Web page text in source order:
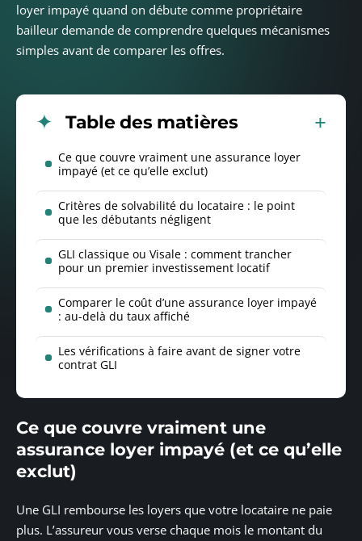
loyer impayé quand on débute comme propriétaire
bailleur demande de comprendre quelques mécanismes
simples avant de comparer les offres.
Table des matières
Ce que couvre vraiment une assurance loyer
impayé (et ce qu’elle exclut)
Critères de solvabilité du locataire : le point
que les débutants négligent
GLI classique ou Visale : comment trancher
pour un premier investissement locatif
Comparer le coût d’une assurance loyer impayé
: au-delà du taux affiché
Les vérifications à faire avant de signer votre
contrat GLI
Ce que couvre vraiment une
assurance loyer impayé (et ce qu’elle
exclut)
Une GLI rembourse les loyers que votre locataire ne paie
plus. L’assureur vous verse chaque mois le montant du